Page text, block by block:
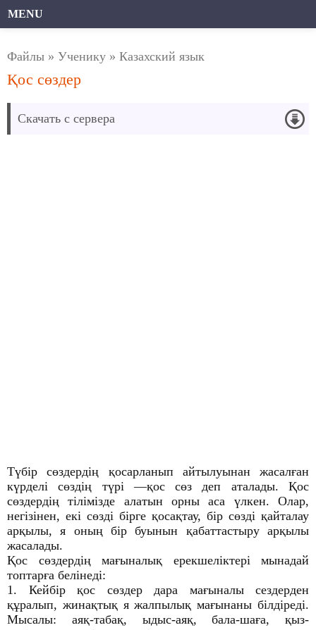
MENU
Файлы » Ученику » Казахский язык
Қос сөздер
Скачать с сервера
Түбір сөздердің қосарланып айтылуынан жасалған
күрделі сөздің түрі —қос сөз деп аталады. Қос
сөздердің тілімізде алатын орны aca үлкен. Олар,
негізінен, екі сөзді бірге қосақтау, бір сөзді қайталау
арқылы, я оның бір буынын қабаттастыру арқылы
жасалады.
Қос сөздердің мағыналық ерекшеліктері мынадай
топтарға белінеді:
1. Кейбір қос сөздер дара мағыналы сездерден
құралып, жинақтық я жалпылық мағынаны білдіреді.
Мысалы: аяқ-табақ, ыдыс-аяқ, бала-шаға, қыз-